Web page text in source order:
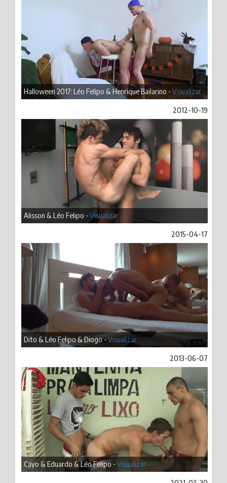
Halloween 2017: Léo Felipo & Henrique Bailarino -Visualizar
2012-10-19
Alisson & Léo Felipo -Visualizar
2015-04-17
Dito & Léo Felipo & Diogo -Visualizar
2013-06-07
Cayo & Eduardo & Léo Felipo -Visualizar